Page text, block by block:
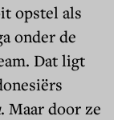
opstel als
onder de
Dat ligt
. Maar door ze